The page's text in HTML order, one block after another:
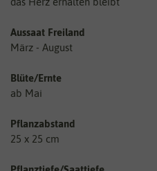
Aussaat Freiland
März - August
Blüte/Ernte
ab Mai
Pflanzabstand
25 x 25 cm